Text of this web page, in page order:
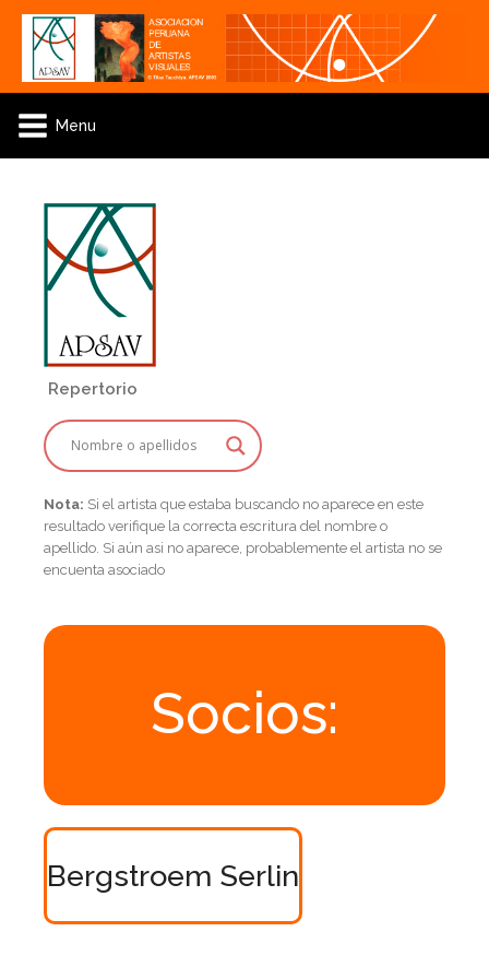
Menu
Repertorio
Nota: Si el artista que estaba buscando no aparece en este
resultado verifique la correcta escritura del nombre o
apellido. Si aún asi no aparece, probablemente el artista no se
encuenta asociado
Socios:
Bergstroem Serlin